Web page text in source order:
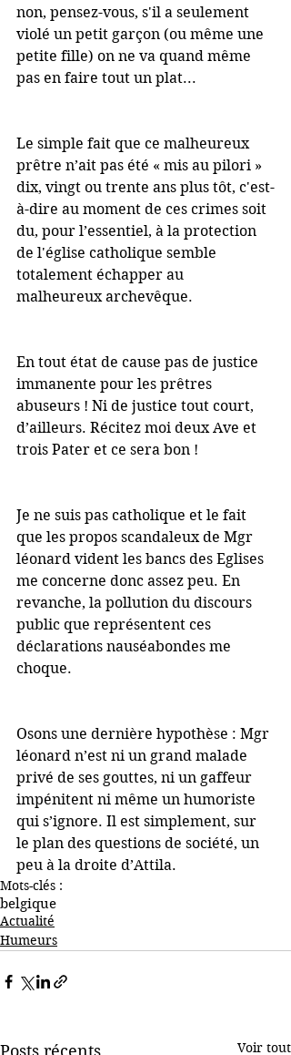
non, pensez-vous, s'il a seulement
violé un petit garçon (ou même une
petite fille) on ne va quand même
pas en faire tout un plat...
Le simple fait que ce malheureux
prêtre n’ait pas été « mis au pilori »
dix, vingt ou trente ans plus tôt, c'est-
à-dire au moment de ces crimes soit
du, pour l’essentiel, à la protection
de l'église catholique semble
totalement échapper au
malheureux archevêque.
En tout état de cause pas de justice
immanente pour les prêtres
abuseurs ! Ni de justice tout court,
d’ailleurs. Récitez moi deux Ave et
trois Pater et ce sera bon !
Je ne suis pas catholique et le fait
que les propos scandaleux de Mgr
léonard vident les bancs des Eglises
me concerne donc assez peu. En
revanche, la pollution du discours
public que représentent ces
déclarations nauséabondes me
choque.
Osons une dernière hypothèse : Mgr
léonard n’est ni un grand malade
privé de ses gouttes, ni un gaffeur
impénitent ni même un humoriste
qui s’ignore. Il est simplement, sur
le plan des questions de société, un
peu à la droite d’Attila.
Mots-clés :
belgique
Actualité
Humeurs
Posts récents Voir tout